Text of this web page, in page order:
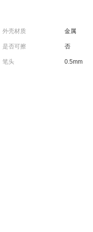
外壳材质 金属
是否可擦 否
笔头 0.5mm